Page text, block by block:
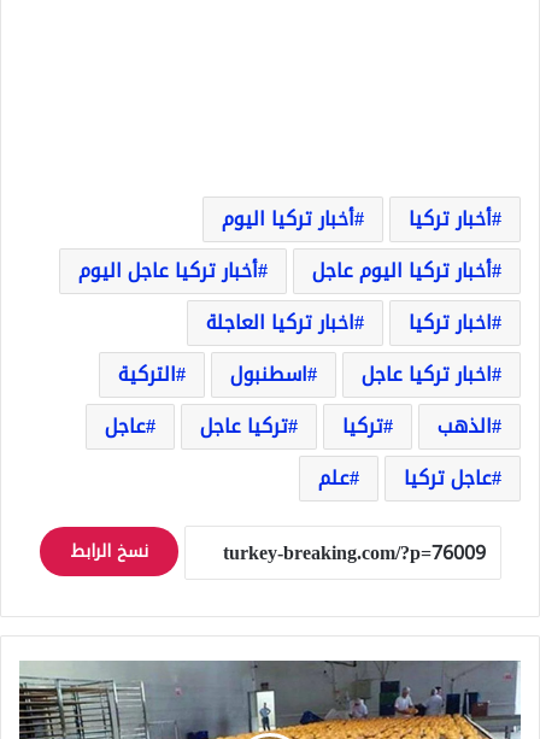
أخبار تركيا
أخبار تركيا اليوم
أخبار تركيا اليوم عاجل
أخبار تركيا عاجل اليوم
اخبار تركيا
اخبار تركيا العاجلة
اخبار تركيا عاجل
اسطنبول
التركية
الذهب
تركيا تركيا عاجل
عاجل
عاجل تركيا
علم
نسخ الرابط
اسطنبول
ترفع
سعر